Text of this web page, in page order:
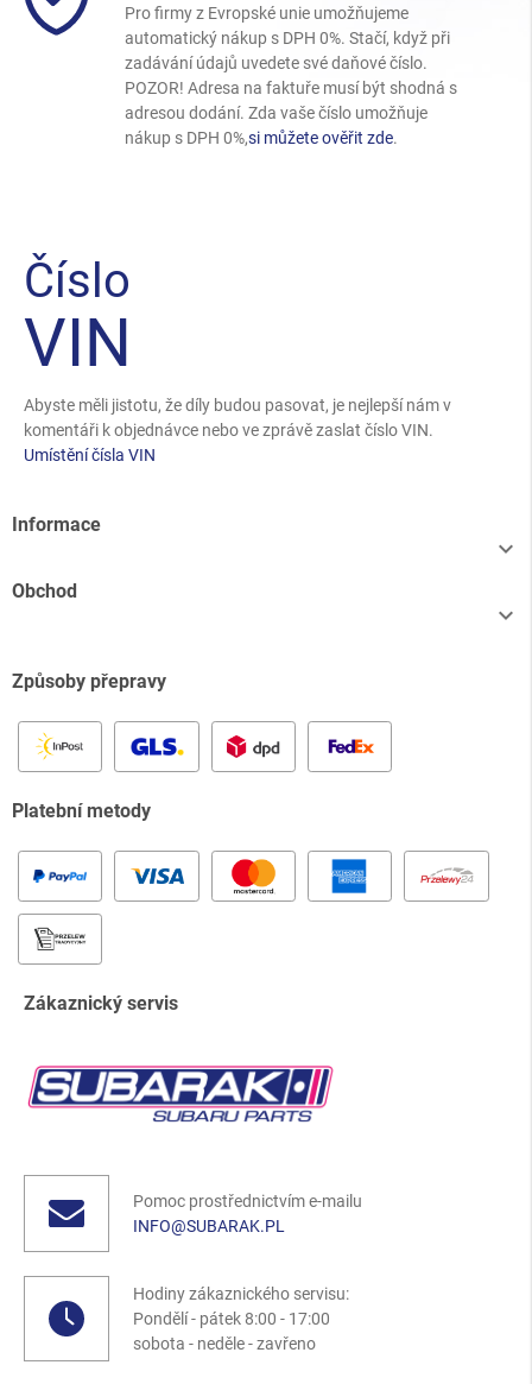
Pro firmy z Evropské unie umožňujeme
automatický nákup s DPH 0%. Stačí, když při
zadávání údajů uvedete své daňové číslo.
POZOR! Adresa na faktuře musí být shodná s
adresou dodání. Zda vaše číslo umožňuje
nákup s DPH 0%,si můžete ověřit zde.
Číslo
VIN
Abyste měli jistotu, že díly budou pasovat, je nejlepší nám v
komentáři k objednávce nebo ve zprávě zaslat číslo VIN.
Umístění čísla VIN
Informace

Obchod

Způsoby přepravy
Platební metody
Zákaznický servis
Pomoc prostřednictvím e-mailu
INFO@SUBARAK.PL
Hodiny zákaznického servisu:
Pondělí - pátek 8:00 - 17:00
sobota - neděle - zavřeno